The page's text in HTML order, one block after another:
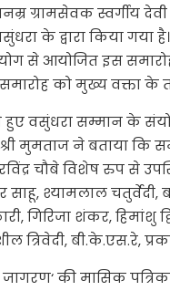
ग्रामसेवक स्वर्गीय
के द्वारा किया
से आयोजित इस
समारोह को मुख्य वक्ता
वसुंधरा सम्मान के
श्री मुमताज ने बताया कि
चौबे विशेष रुप से
श्यामलाल चतुर्वेदी,
गिरिजा शंकर, हिमांशु
त्रिवेदी, बी.के.एस.रे,
की मासिक